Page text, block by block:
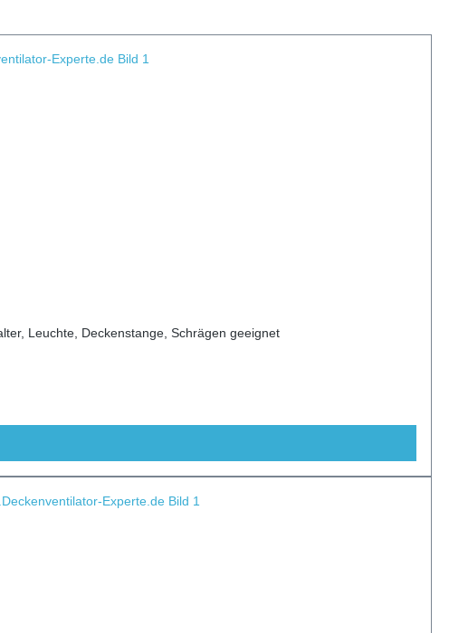
Leuchte, Deckenstange, Schrägen geeignet